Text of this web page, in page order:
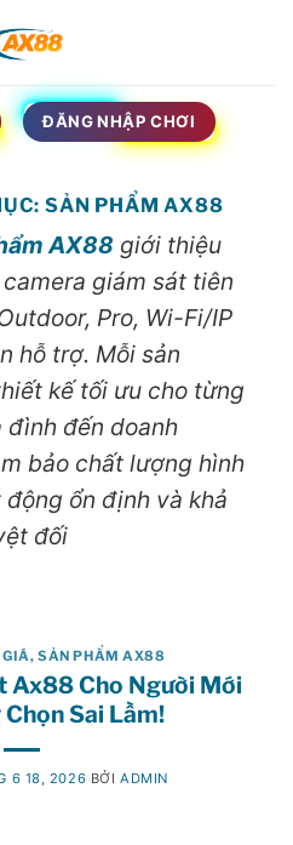
ĐĂNG NHẬP CHƠI
SẢN PHẨM AX88
AX88 giới thiệu
giám sát tiên
Pro, Wi-Fi/IP
hỗ trợ. Mỗi sản
kế tối ưu cho từng
đình đến doanh
bảo chất lượng hình
ổn định và khả
đối
GIÁ,SẢN PHẨM AX88
Ax88 Cho Người Mới
Sai Lầm!
6 18, 2026 BỞI ADMIN